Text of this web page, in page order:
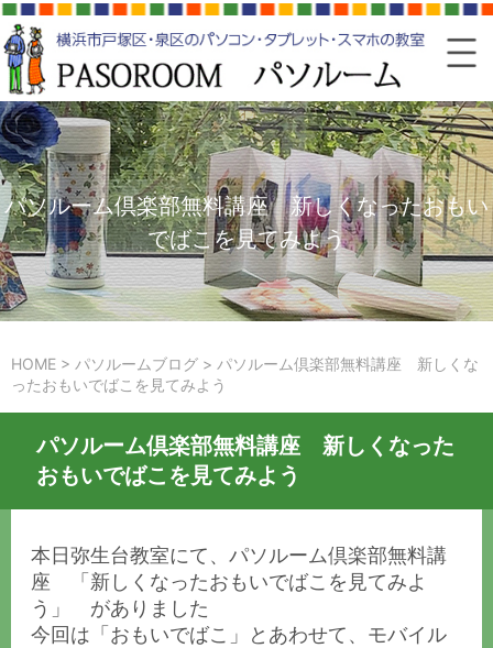
パソルーム倶楽部無料講座 新しくなったおもい
でばこを見てみよう
HOME > パソルームブログ > パソルーム倶楽部無料講座 新しくな
ったおもいでばこを見てみよう
パソルーム倶楽部無料講座 新しくなった
おもいでばこを見てみよう
本日弥生台教室にて、パソルーム倶楽部無料講
座 「新しくなったおもいでばこを見てみよ
う」 がありました
今回は「 おもいでばこ」
とあわせて、モバイル